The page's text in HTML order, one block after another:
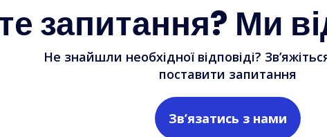
запитання? Ми
Не знайшли необхідної відповіді?
поставити запитання
Зв’язатись з нами